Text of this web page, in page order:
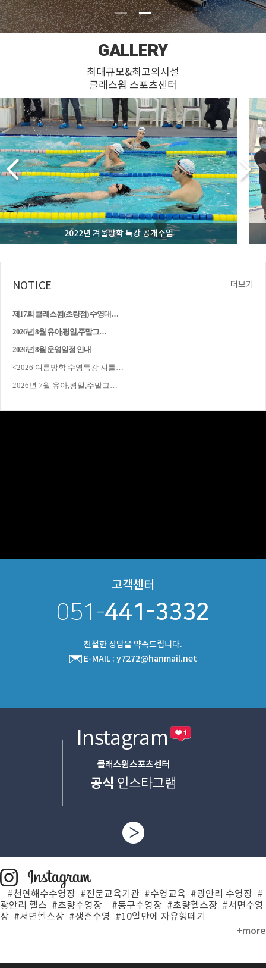
GALLERY
최대규모&최고의시설
클래스윔 스포츠센터
2022년 겨울방학 특강 공개수업
NOTICE 더보기
제17회 클래스윔(초량점) 수영대…
2026년 8월 유아,평일,주말그…
2026년 8월 운영일정 안내
<2026 여름방학 수영특강 셔틀…
2026년 7월 유아,평일,주말그…
고객센터
051-441-3332
친절한 상담을 약속드립니다.
E-MAIL : y7272@hanmail.net
#천연해수수영장 #전문교육기관 #수영교육 #광안리 수영장 #
광안리 헬스 #초량수영장
#동구수영장 #초량헬스장 #서면수영
장 #서면헬스장 #생존수영 #10일만에 자유형떼기
+more